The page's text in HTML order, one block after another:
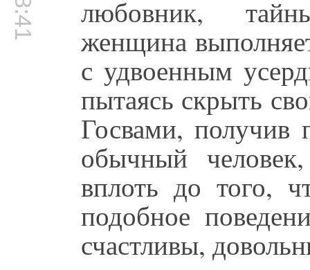
любовник,
женщина
с удвоенным
пытаясь скрыть
Госвами, получив
обычный
вплоть до того,
подобное
счастливы,